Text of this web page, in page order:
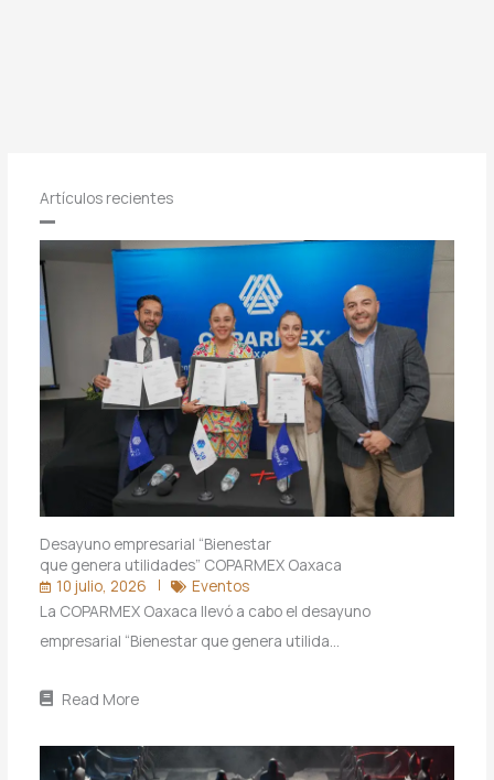
Artículos recientes
Desayuno empresarial “Bienestar
que genera utilidades” COPARMEX Oaxaca
10 julio, 2026
Eventos
La COPARMEX Oaxaca llevó a cabo el desayuno
empresarial “Bienestar que genera utilida…
Read More